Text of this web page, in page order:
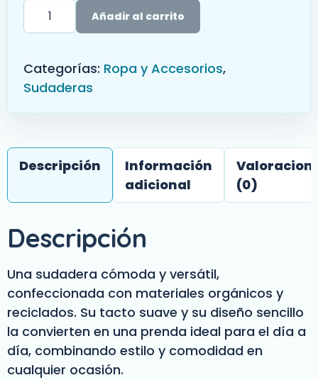
Añadir al carrito
Categorías: Ropa y Accesorios,
Sudaderas
Descripción
Información
adicional
(0)
Descripción
Una sudadera cómoda y versátil,
confeccionada con materiales orgánicos y
reciclados. Su tacto suave y su diseño sencillo
la convierten en una prenda ideal para el día a
día, combinando estilo y comodidad en
cualquier ocasión.